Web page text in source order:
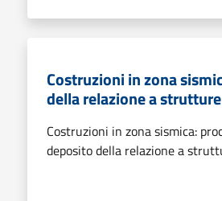
Costruzioni in zona
della relazione a
Costruzioni in zona sismica:
deposito della relazione a